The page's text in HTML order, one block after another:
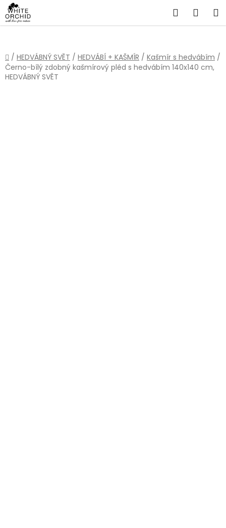
Přejít
na
obsah
Hledat
Domů
/ HEDVÁBNÝ SVĚT / HEDVÁBÍ + KAŠMÍR / Kašmír s hedvábím /
Černo-bílý zdobný kašmírový pléd s hedvábím 140x140 cm,
HEDVÁBNÝ SVĚT